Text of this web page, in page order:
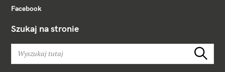
Facebook
Szukaj na stronie
Szukaj